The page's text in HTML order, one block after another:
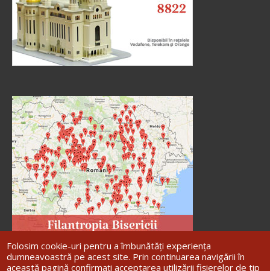
Folosim cookie-uri pentru a îmbunătăți experiența
dumneavoastră pe acest site. Prin continuarea navigării în
această pagină confirmați acceptarea utilizării fișierelor de tip